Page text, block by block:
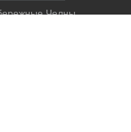
Челны